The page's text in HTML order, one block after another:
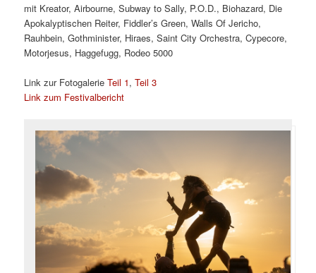
mit Kreator, Airbourne, Subway to Sally, P.O.D., Biohazard, Die
Apokalyptischen Reiter, Fiddler’s Green, Walls Of Jericho,
Rauhbein, Gothminister, Hiraes, Saint City Orchestra, Cypecore,
Motorjesus, Haggefugg, Rodeo 5000
Link zur FotogalerieTeil 1,Teil 3
Link zum Festivalbericht